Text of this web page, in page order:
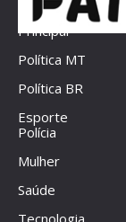
Principal
Política MT
Política BR
Esporte
Polícia
Mulher
Saúde
Tecnologia